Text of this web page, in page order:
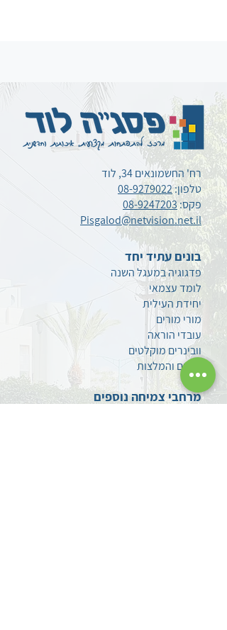
רח' החשמונאים 34, לוד
טלפון:08-9279022
פקס:08-9247203
Pisgalod@netvision.net.il
בונים עתיד יחד
פדגוגיה במעגל השנה
לומד עצמאי
יחידת העילית
מורי מורים
עובדי הוראה
וובינרים מוקלטים
טיפיםוהמלצות
מרחבי צמיחה נוספים